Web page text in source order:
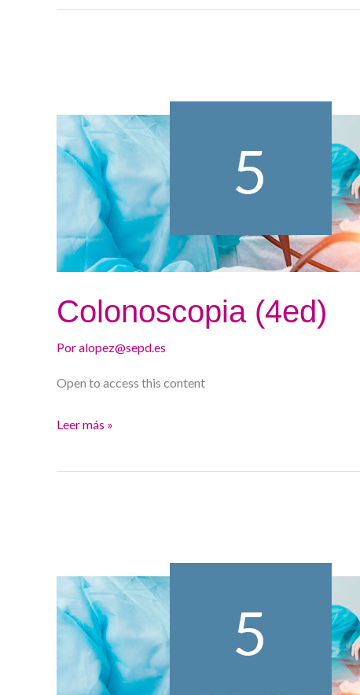
Colonoscopia (4ed)
Poralopez@sepd.es
Open to access this content
Leer más »